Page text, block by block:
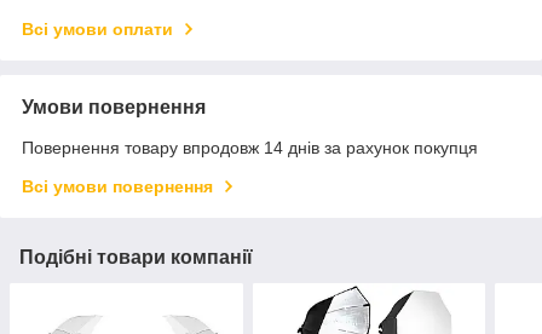
Всі умови оплати
Умови повернення
Повернення товару впродовж 14 днів за рахунок покупця
Всі умови повернення
Подібні товари компанії